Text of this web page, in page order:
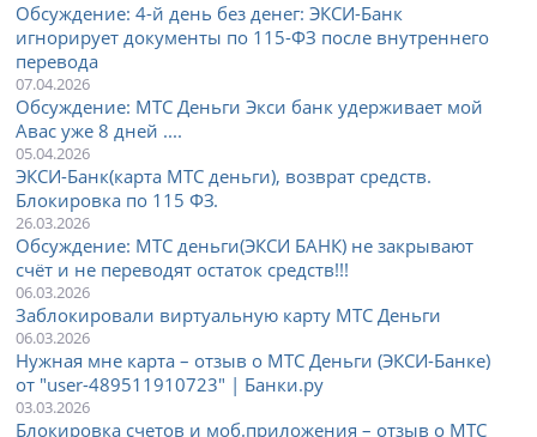
Обсуждение: 4-й день без денег: ЭКСИ-Банк
игнорирует документы по 115-ФЗ после внутреннего
перевода
07.04.2026
Обсуждение: МТС Деньги Экси банк удерживает мой
Авас уже 8 дней ....
05.04.2026
ЭКСИ-Банк(карта МТС деньги), возврат средств.
Блокировка по 115 ФЗ.
26.03.2026
Обсуждение: МТС деньги(ЭКСИ БАНК) не закрывают
счёт и не переводят остаток средств!!!
06.03.2026
Заблокировали виртуальную карту МТС Деньги
06.03.2026
Нужная мне карта – отзыв о МТС Деньги (ЭКСИ-Банке)
от "user-489511910723" | Банки.ру
03.03.2026
Блокировка счетов и моб.приложения – отзыв о МТС